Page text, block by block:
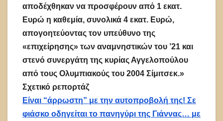
αποδέχθηκαν να προσφέρουν από 1 εκατ.
Ευρώ η καθεμία, συνολικά 4 εκατ. Ευρώ,
απογοητεύοντας τον υπεύθυνο της
«επιχείρησης» των αναμνηστικών του ’21 και
στενό συνεργάτη της κυρίας Αγγελοπούλου
από τους Ολυμπιακούς του 2004 Σίμιτσεκ.»
Σχετικό ρεπορτάζ
Είναι “άρρωστη” με την αυτοπροβολή της! Σε
φιάσκο οδηγείται το πανηγύρι της Γιάννας… με